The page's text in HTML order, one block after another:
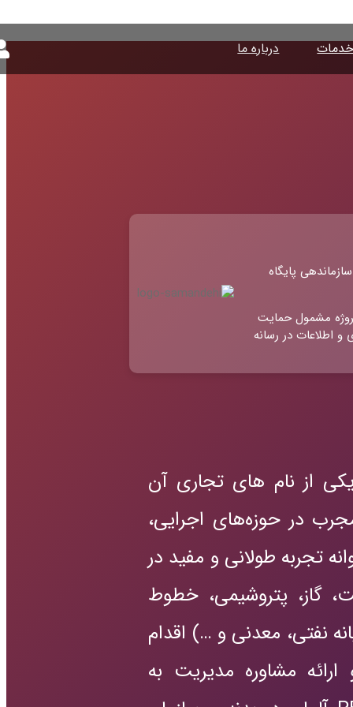
درباره ما
پایگاه
مشمول حمایت
و اطلاعات در رسانه
از نام های تجاری آن
در حوزه‌های اجرایی،
تجربه طولانی و مفید در
گاز، پتروشیمی، خطوط
نفتی، معدنی و …) اقدام
مشاوره مدیریت به